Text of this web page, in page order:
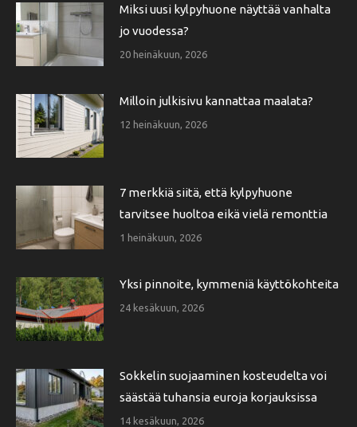
Miksi uusi kylpyhuone näyttää vanhalta
jo vuodessa?
20 heinäkuun, 2026
Milloin julkisivu kannattaa maalata?
12 heinäkuun, 2026
7 merkkiä siitä, että kylpyhuone
tarvitsee huoltoa eikä vielä remonttia
1 heinäkuun, 2026
Yksi pinnoite, kymmeniä käyttökohteita
24 kesäkuun, 2026
Sokkelin suojaaminen kosteudelta voi
säästää tuhansia euroja korjauksissa
14 kesäkuun, 2026